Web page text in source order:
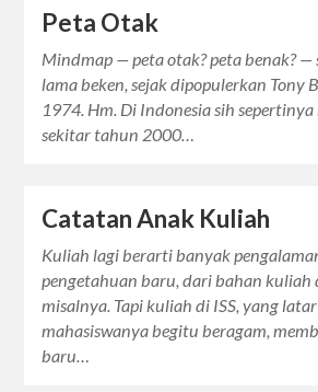
Peta Otak
Mindmap — peta otak? peta benak? —
lama beken, sejak dipopulerkan Tony
1974. Hm. Di Indonesia sih
sekitar tahun 2000…
Catatan Anak Kuliah
Kuliah lagi berarti banyak
pengetahuan baru, dari bahan kuliah
misalnya. Tapi kuliah di ISS, yang
mahasiswanya begitu beragam,
baru…